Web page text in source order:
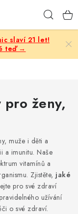
slaví 21 let!
teď →
ženy,
muže i děti a
a imunitu. Naše
vitamínů a
Zjistěte, jaké
pro své zdraví
užívání
o své zdraví.